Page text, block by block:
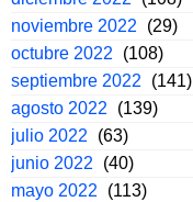
noviembre 2022
(29)
octubre 2022
(108)
septiembre 2022
(141)
agosto 2022
(139)
julio 2022
(63)
junio 2022
(40)
mayo 2022
(113)